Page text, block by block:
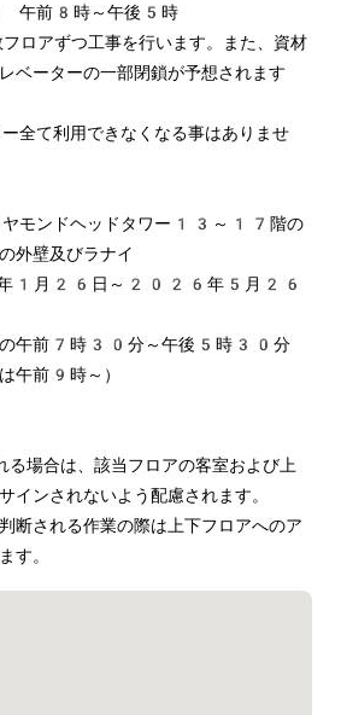
午前8時～午後5時
アずつ工事を行います。また、資材
ベーターの一部閉鎖が予想されます
全て利用できなくなる事はありませ
ヤモンドヘッドタワー13～17階の
外壁及びラナイ
年1月26日～2026年5月26
曜の午前7時30分～午後5時30分
午前9時～）
る場合は、該当フロアの客室および上
インされないよう配慮されます。
断される作業の際は上下フロアへのア